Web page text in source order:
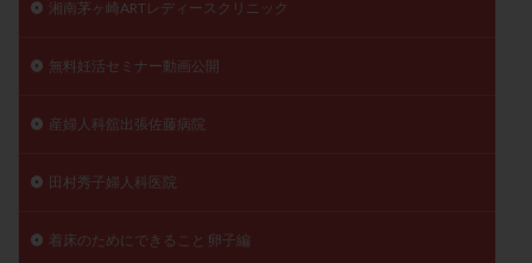
湘南茅ヶ崎ARTレディースクリニック
無料妊活セミナー動画公開
産婦人科舘出張佐藤病院
田村秀子婦人科医院
着床のためにできること 卵子編